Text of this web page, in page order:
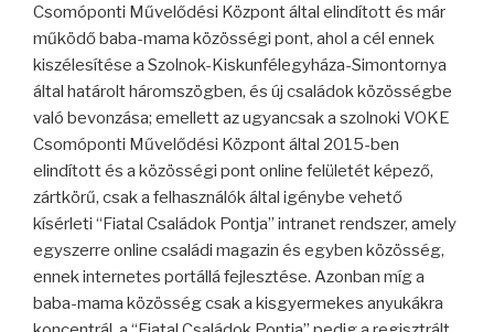
Csomóponti Művelődési Központ által elindított és már
működő baba-mama közösségi pont, ahol a cél ennek
kiszélesítése a Szolnok-Kiskunfélegyháza-Simontornya
által határolt háromszögben, és új családok közösségbe
való bevonzása; emellett az ugyancsak a szolnoki VOKE
Csomóponti Művelődési Központ által 2015-ben
elindított és a közösségi pont online felületét képező,
zártkörű, csak a felhasználók által igénybe vehető
kísérleti “Fiatal Családok Pontja” intranet rendszer, amely
egyszerre online családi magazin és egyben közösség,
ennek internetes portállá fejlesztése. Azonban míg a
baba-mama közösség csak a kisgyermekes anyukákra